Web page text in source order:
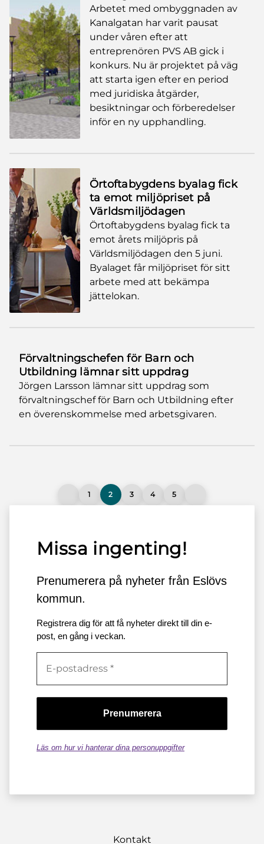
Arbetet med ombyggnaden av
Kanalgatan har varit pausat
under våren efter att
entreprenören PVS AB gick i
konkurs. Nu är projektet på väg
att starta igen efter en period
med juridiska åtgärder,
besiktningar och förberedelser
inför en ny upphandling.
Örtoftabygdens byalag fick
ta emot miljöpriset på
Världsmiljödagen
Örtoftabygdens byalag fick ta
emot årets miljöpris på
Världsmiljödagen den 5 juni.
Byalaget får miljöpriset för sitt
arbete med att bekämpa
jättelokan.
Förvaltningschefen för Barn och
Utbildning lämnar sitt uppdrag
Jörgen Larsson lämnar sitt uppdrag som
förvaltningschef för Barn och Utbildning efter
en överenskommelse med arbetsgivaren.
1 2 3 4 5
Missa ingenting!
Prenumerera på nyheter från Eslövs
kommun.
Registrera dig för att få nyheter direkt till din e-
post, en gång i veckan.
Läs om hur vi hanterar dina personuppgifter
Kontakt